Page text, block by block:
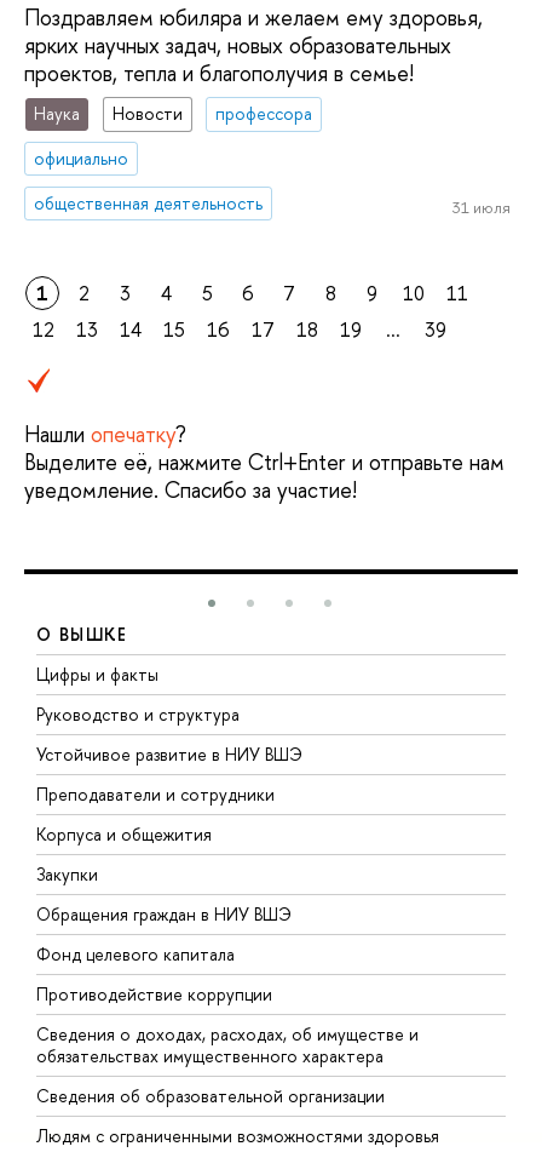
Поздравляем юбиляра и желаем ему здоровья,
ярких научных задач, новых образовательных
проектов, тепла и благополучия в семье!
Наука Новости
профессора
официально
общественная деятельность
31 июля
1 2 3 4 5 6 7 8 9 10
11
12
13 14 15 16 17 18 19 ... 39
Нашли опечатку?
Выделите её, нажмите Ctrl+Enter и отправьте нам
уведомление. Спасибо за участие!
О ВЫШКЕ
Цифры и факты
Руководство и структура
Устойчивое развитие в НИУ ВШЭ
Преподаватели и сотрудники
Корпуса и общежития
Закупки
Обращения граждан в НИУ ВШЭ
Фонд целевого капитала
Противодействие коррупции
Сведения о доходах, расходах, об имуществе и
обязательствах имущественного характера
Сведения об образовательной организации
Людям с ограниченными возможностями здоровья